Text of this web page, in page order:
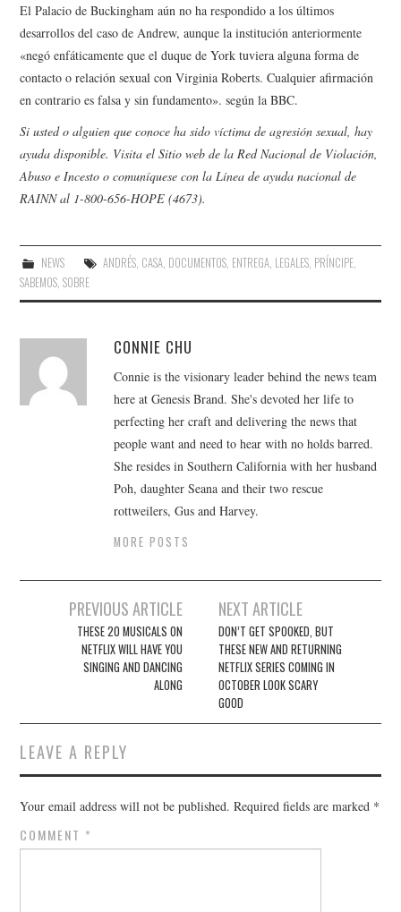
El Palacio de Buckingham aún no ha respondido a los últimos
desarrollos del caso de Andrew, aunque la institución anteriormente
«negó enfáticamente que el duque de York tuviera alguna forma de
contacto o relación sexual con Virginia Roberts. Cualquier afirmación
en contrario es falsa y sin fundamento». según la BBC.
Si usted o alguien que conoce ha sido víctima de agresión sexual, hay
ayuda disponible. Visita el Sitio web de la Red Nacional de Violación,
Abuso e Incesto o comuníquese con la Línea de ayuda nacional de
RAINN al 1-800-656-HOPE (4673).
NEWS ANDRÉS, CASA, DOCUMENTOS, ENTREGA, LEGALES, PRÍNCIPE,
SABEMOS ,SOBRE
CONNIE CHU
Connie is the visionary leader behind the news team
here at Genesis Brand. She's devoted her life to
perfecting her craft and delivering the news that
people want and need to hear with no holds barred.
She resides in Southern California with her husband
Poh, daughter Seana and their two rescue
rottweilers, Gus and Harvey.
MORE POSTS
navigation
PREVIOUS ARTICLE
THESE 20 MUSICALS ON
NETFLIX WILL HAVE YOU
SINGING AND DANCING
ALONG
NEXT ARTICLE
DON’T GET SPOOKED, BUT
THESE NEW AND RETURNING
NETFLIX SERIES COMING IN
OCTOBER LOOK SCARY
GOOD
LEAVE A REPLY
Your email address will not be published. Required fields are marked *
COMMENT *